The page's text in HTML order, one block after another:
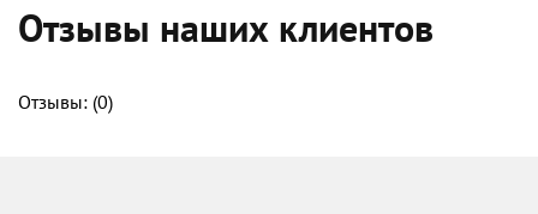
Отзывы наших клиентов
Отзывы: (0)